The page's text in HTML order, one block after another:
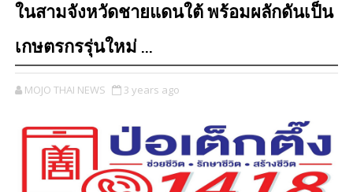
ในสามจังหวัดชายแดนใต้ พร้อมผลักดันเป็น
เกษตรกรรุ่นใหม่ ...
MOJO THAI NEWS 3 years ago